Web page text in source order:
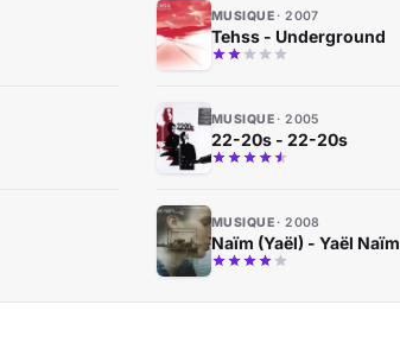
MUSIQUE 2007
Tehss - Underground
MUSIQUE 2005
22-20s - 22-20s
MUSIQUE 2008
Naïm (Yaël) - Yaël Naïm